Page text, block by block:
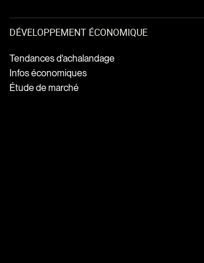
DÉVELOPPEMENT ÉCONOMIQUE
Tendances d'achalandage
Infos économiques
Étude de marché